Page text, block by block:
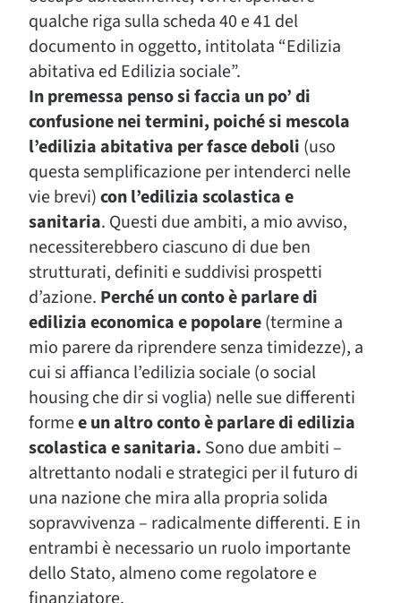
qualche riga sulla scheda 40 e 41 del
documento in oggetto, intitolata “Edilizia
abitativa ed Edilizia sociale”.
In premessa penso si faccia un po’ di
confusione nei termini, poiché si mescola
l’edilizia abitativa per fasce deboli (uso
questa semplificazione per intenderci nelle
vie brevi)con l’edilizia scolastica e
sanitaria. Questi due ambiti, a mio avviso,
necessiterebbero ciascuno di due ben
strutturati, definiti e suddivisi prospetti
d’azione. Perché un conto è parlare di
edilizia economica e popolare(termine a
mio parere da riprendere senza timidezze), a
cui si affianca l’edilizia sociale (o social
housing che dir si voglia) nelle sue differenti
formee un altro conto è parlare di edilizia
scolastica e sanitaria. Sono due ambiti –
altrettanto nodali e strategici per il futuro di
una nazione che mira alla propria solida
sopravvivenza – radicalmente differenti. E in
entrambi è necessario un ruolo importante
dello Stato, almeno come regolatore e